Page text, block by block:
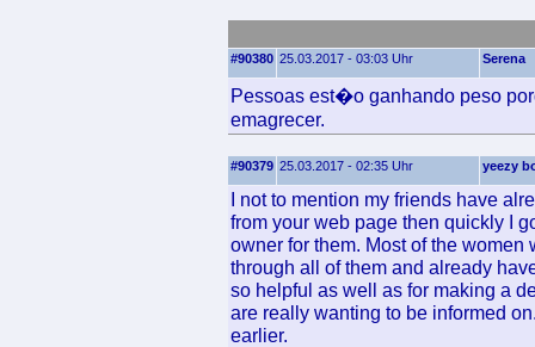
#90380 25.03.2017 - 03:03 Uhr Serena
Pessoas est�o ganhando peso
emagrecer.
#90379 25.03.2017 - 02:35 Uhr yeezy
I not to mention my friends have
from your web page then quickly I
owner for them. Most of the
through all of them and already
so helpful as well as for making a
are really wanting to be informed
earlier.